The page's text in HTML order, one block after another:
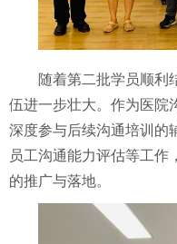
随着第二批学员顺利
伍进一步壮大。作为医院
深度参与后续沟通培训的
员工沟通能力评估等工作
的推广与落地。